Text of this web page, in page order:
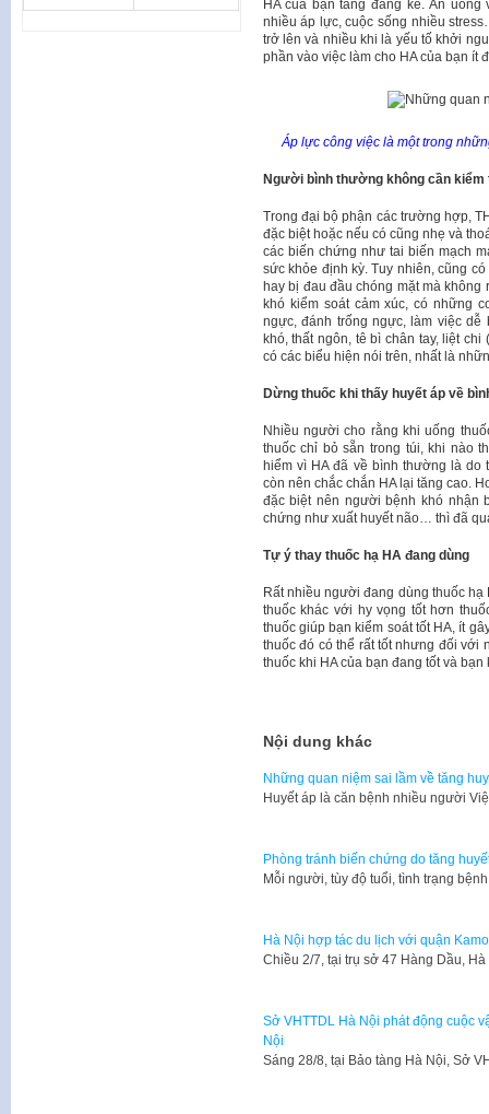
HA của bạn tăng đáng kể. Ăn
nhiều áp lực, cuộc sống nhiều
trở lên và nhiều khi là yếu tố khởi
phần vào việc làm cho HA của bạn ít
Áp lực công việc là một trong
Người bình thường không cần kiểm
Trong đại bộ phận các trường hợp,
đặc biệt hoặc nếu có cũng nhẹ và
các biến chứng như tai biến mạch
sức khỏe định kỳ. Tuy nhiên, cũng
hay bị đau đầu chóng mặt mà không
khó kiểm soát cảm xúc, có những
ngực, đánh trống ngực, làm việc dễ
khó, thất ngôn, tê bì chân tay, liệt
có các biểu hiện nói trên, nhất là
Dừng thuốc khi thấy huyết áp về
Nhiều người cho rằng khi uống
thuốc chỉ bỏ sẵn trong túi, khi nào
hiểm vì HA đã về bình thường là do
còn nên chắc chắn HA lại tăng cao.
đặc biệt nên người bệnh khó nhận
chứng như xuất huyết não… thì đã
Tự ý thay thuốc hạ HA đang dùng
Rất nhiều người đang dùng thuốc hạ
thuốc khác với hy vọng tốt hơn
thuốc giúp bạn kiểm soát tốt HA, ít
thuốc đó có thể rất tốt nhưng đối với
thuốc khi HA của bạn đang tốt và
Nội dung khác
Những quan niệm sai lầm về tăng
Huyết áp là căn bệnh nhiều người
Phòng tránh biến chứng do tăng
​Mỗi người, tùy độ tuổi, tình trạng
Hà Nội hợp tác du lịch với quận
​Chiều 2/7, tại trụ sở 47 Hàng Dầu,
Sở VHTTDL Hà Nội phát động cuộc
Nội
​Sáng 28/8, tại Bảo tàng Hà Nội, Sở